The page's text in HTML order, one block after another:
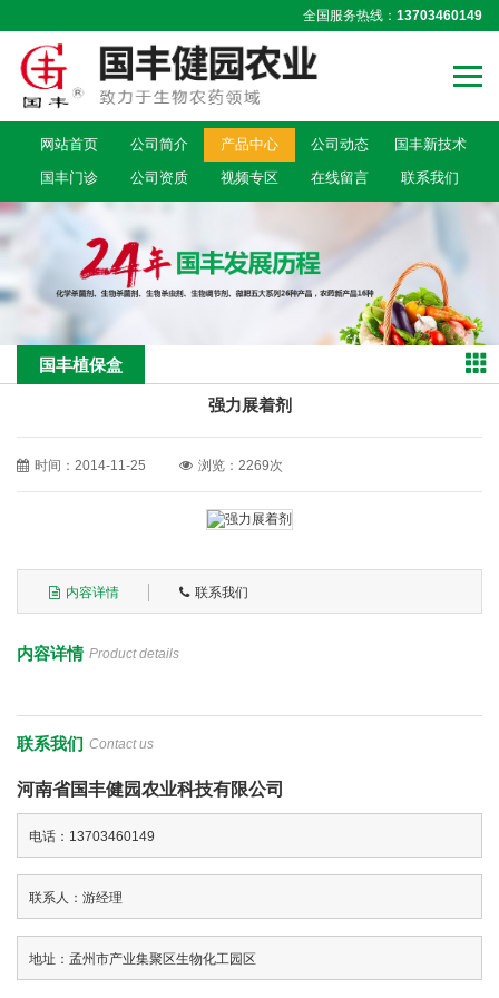
全国服务热线： 13703460149
网站首页 公司简介 产品中心 公司动态
国丰新技术
国丰门诊
公司资质 视频专区 在线留言 联系我们
国丰植保盒
强力展着剂
时间：2014-11-25 浏览：2269次
内容详情 联系我们
内容详情 Product details
联系我们 Contact us
河南省国丰健园农业科技有限公司
电话：13703460149
联系人：游经理
地址：孟州市产业集聚区生物化工园区